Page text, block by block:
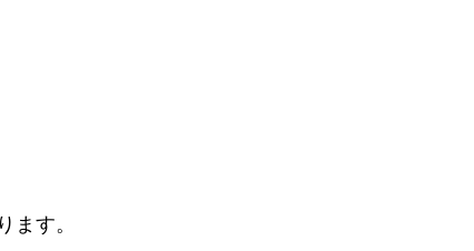
ます。